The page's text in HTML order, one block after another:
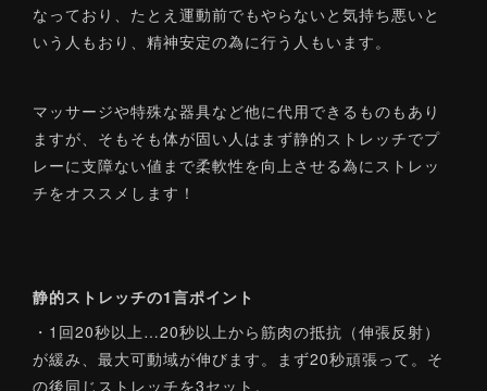
なっており、たとえ運動前でもやらないと気持ち悪いと
いう人もおり、精神安定の為に行う人もいます。
マッサージや特殊な器具など他に代用できるものもあり
ますが、そもそも体が固い人はまず静的ストレッチでプ
レーに支障ない値まで柔軟性を向上させる為にストレッ
チをオススメします！
静的ストレッチの1言ポイント
・1回20秒以上…20秒以上から筋肉の抵抗（伸張反射）
が緩み、最大可動域が伸びます。まず20秒頑張って。そ
の後同じストレッチを3セット。